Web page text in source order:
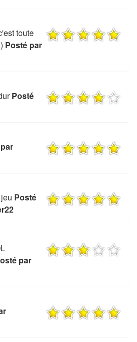
toute
Posté par
Posté
Posté
par